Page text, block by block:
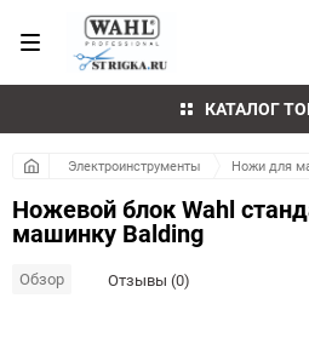
КАТАЛОГ
Электроинструменты Ножи для
Ножевой блок Wahl
машинку Balding
Обзор Отзывы (0)